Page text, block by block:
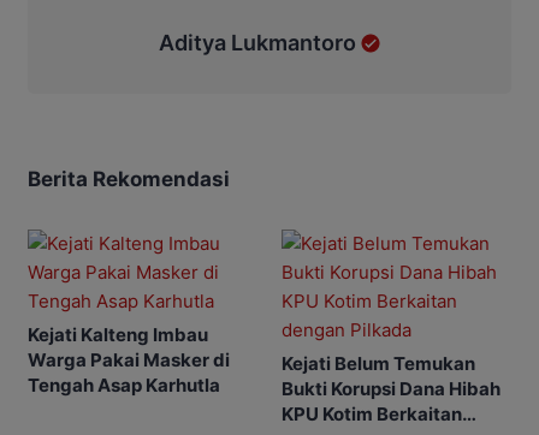
Aditya Lukmantoro
Berita Rekomendasi
Kejati Kalteng Imbau
Warga Pakai Masker di
Tengah Asap Karhutla
Kejati Belum Temukan
Bukti Korupsi Dana Hibah
KPU Kotim Berkaitan